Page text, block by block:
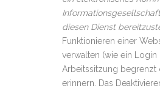
diesen Dienst
Funktionieren einer
verwalten (wie ein Login
Arbeitssitzung begrenzt
erinnern. Das